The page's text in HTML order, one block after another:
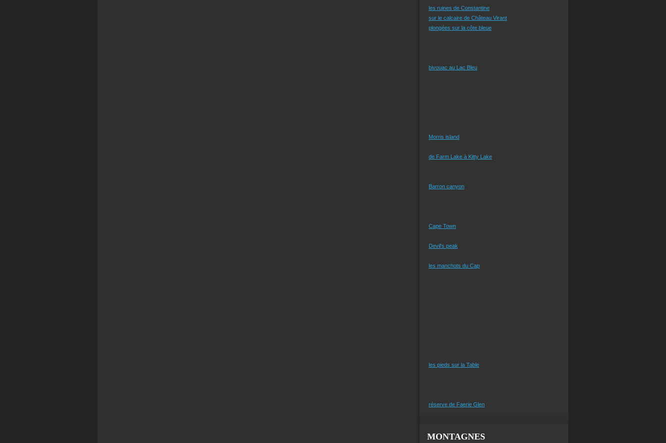
les ruines de Constantine
sur le calcaire de Château Virant
plongées sur la côte bleue
bivouac au Lac Bleu
Morris island
de Farm Lake à Kitty Lake
Barron canyon
Cape Town
Devil's peak
les manchots du Cap
les pieds sur la Table
réserve de Faerie Glen
MONTAGNES